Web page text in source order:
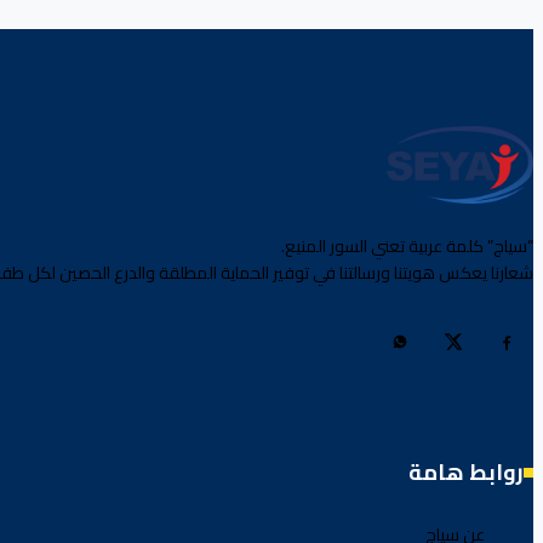
“سياج” كلمة عربية تعني السور المنيع.
شعارنا يعكس هويتنا ورسالتنا في توفير الحماية المطلقة والدرع الحصين لكل
روابط هامة
عن سياج